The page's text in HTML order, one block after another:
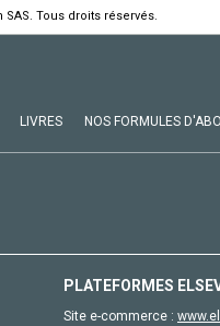
Tous droits réservés.
LIVRES NOS FORMULES
PLATEFORMES
Site e-commerce :